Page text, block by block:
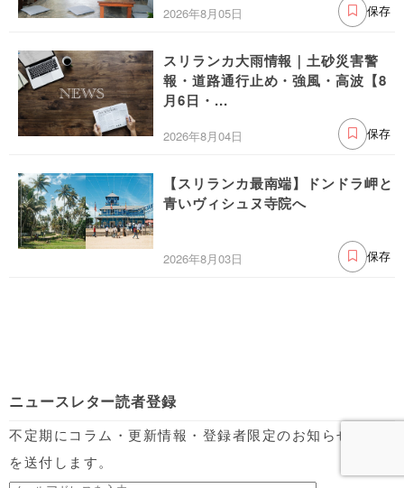
2026年8月05日 保存
スリランカ大雨情報｜土砂災害警
報・道路通行止め・強風・高波【8
月6日・...
2026年8月04日 保存
【スリランカ最南端】ドンドラ岬と
青いヴィシュヌ寺院へ
2026年8月03日 保存
ニュースレター読者登録
不定期にコラム・更新情報・登録者限定のお知らせなど
を送付します。